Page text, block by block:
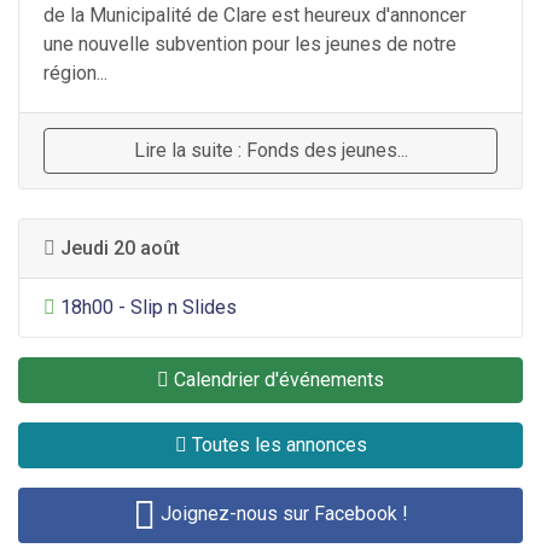
de la Municipalité de Clare est heureux d'annoncer
une nouvelle subvention pour les jeunes de notre
région...
Lire la suite : Fonds des jeunes...
Jeudi 20 août
Divertissement général
18h00 - Slip n Slides
Calendrier d'événements
Toutes les annonces
Joignez-nous sur Facebook !